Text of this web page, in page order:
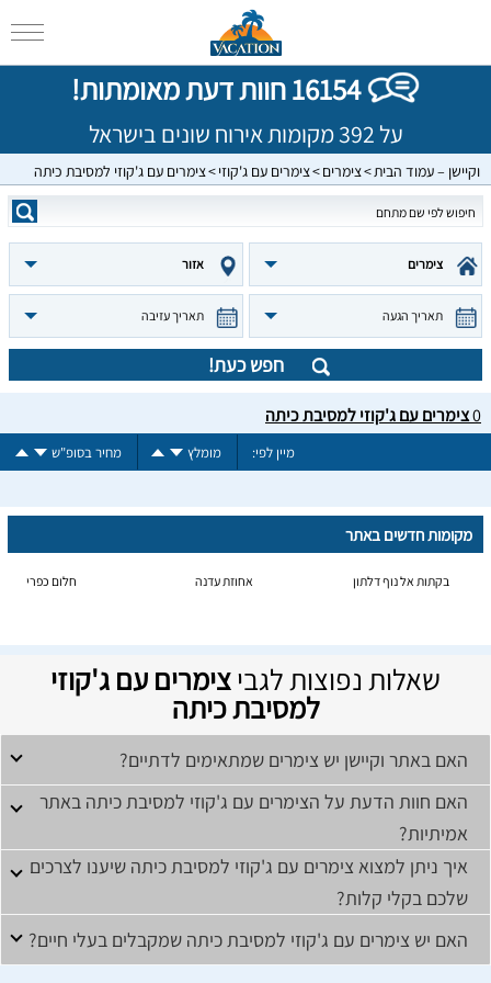
16154 חוות דעת מאומתות!
על 392 מקומות אירוח שונים בישראל
וקיישן – עמוד הבית צימרים צימרים עם ג'קוזי צימרים עם ג'קוזי למסיבת כיתה
צימרים אזור
תאריך הגעה תאריך עזיבה
חפש כעת!
0צימרים עם ג'קוזי למסיבת כיתה
מיין לפי: מומלץ מחיר בסופ"ש
מקומות חדשים באתר
בקתות אל נוף דלתון אחוזת עדנה חלום כפרי
שאלות נפוצות לגביצימרים עם ג'קוזי
למסיבת כיתה
האם באתר וקיישן יש צימרים שמתאימים לדתיים?
האם חוות הדעת על הצימרים עם ג'קוזי למסיבת כיתה באתר
אמיתיות?
איך ניתן למצוא צימרים עם ג'קוזי למסיבת כיתה שיענו לצרכים
שלכם בקלי קלות?
האם יש צימרים עם ג'קוזי למסיבת כיתה שמקבלים בעלי חיים?